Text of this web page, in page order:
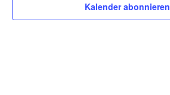
Kalender abonnieren